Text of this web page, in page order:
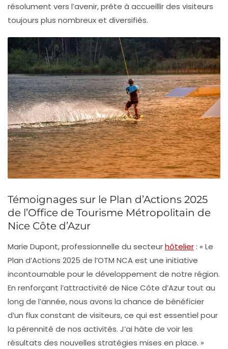
résolument vers l’avenir, prête à accueillir des visiteurs
toujours plus nombreux et diversifiés.
Témoignages sur le Plan d’Actions 2025
de l’Office de Tourisme Métropolitain de
Nice Côte d’Azur
Marie Dupont, professionnelle du secteurhôtelier: « Le
Plan d’Actions 2025 de l’OTM NCA est une initiative
incontournable pour le développement de notre région.
En renforçant l’attractivité de Nice Côte d’Azur tout au
long de l’année, nous avons la chance de bénéficier
d’un flux constant de visiteurs, ce qui est essentiel pour
la pérennité de nos activités. J’ai hâte de voir les
résultats des nouvelles stratégies mises en place. »